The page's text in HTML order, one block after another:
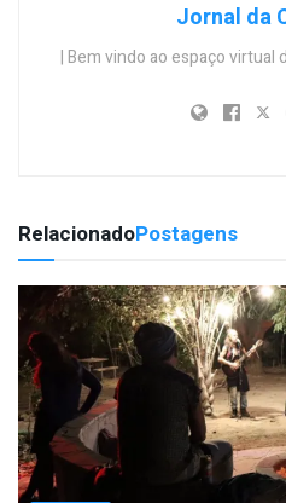
Jornal da
| Bem vindo ao espaço virtual
RelacionadoPostagens